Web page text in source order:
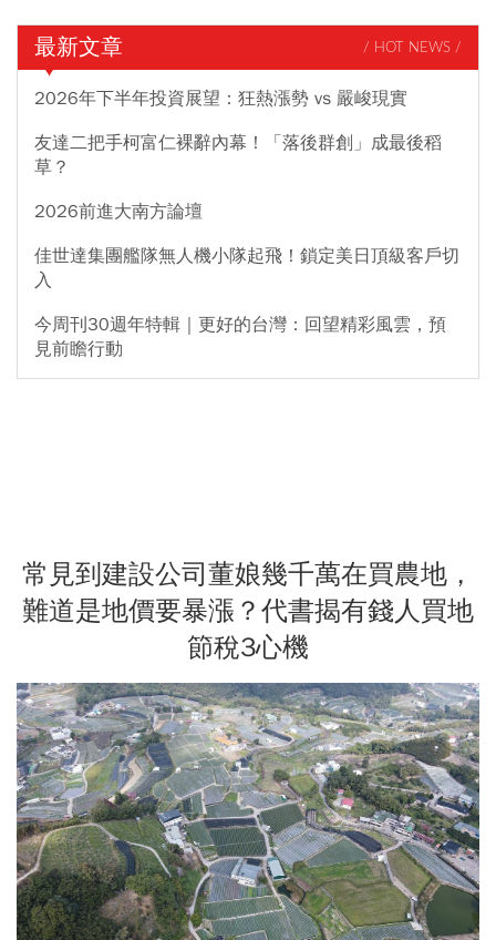
最新文章 / HOT NEWS /
2026年下半年投資展望：狂熱漲勢 vs 嚴峻現實
友達二把手柯富仁裸辭內幕！「落後群創」成最後稻
草？
2026前進大南方論壇
佳世達集團艦隊無人機小隊起飛！鎖定美日頂級客戶切
入
今周刊30週年特輯｜更好的台灣：回望精彩風雲，預
見前瞻行動
常見到建設公司董娘幾千萬在買農地，
難道是地價要暴漲？代書揭有錢人買地
節稅3心機